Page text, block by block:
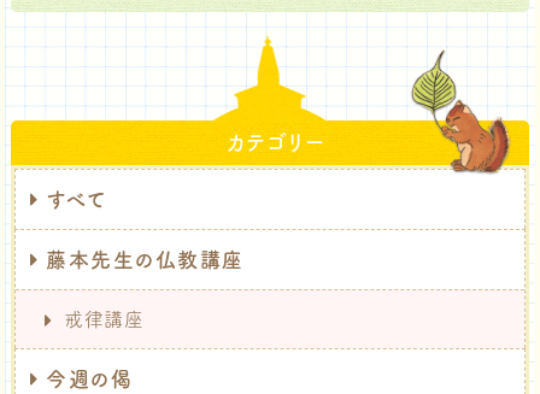
カテゴリー
すべて
藤本先生の仏教講座
戒律講座
今週の偈